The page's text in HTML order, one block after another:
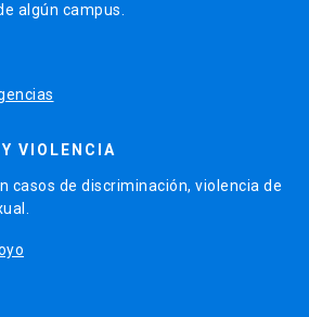
algún campus.
VIOLENCIA
casos de discriminación, violencia de